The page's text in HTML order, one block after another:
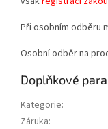
Při osobním odběru
Osobní odběr na
Doplňkové
Kategorie:
Záruka: